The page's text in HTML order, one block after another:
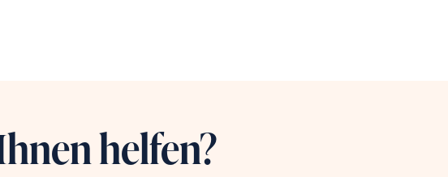
helfen?